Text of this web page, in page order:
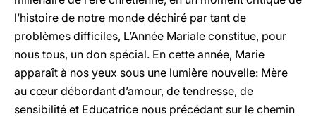
l’histoire de notre monde déchiré par tant de
problèmes difficiles, L’Année Mariale constitue, pour
nous tous, un don spécial. En cette année, Marie
apparaît à nos yeux sous une lumière nouvelle: Mère
au cœur débordant d’amour, de tendresse, de
sensibilité et Educatrice nous précédant sur le chemin